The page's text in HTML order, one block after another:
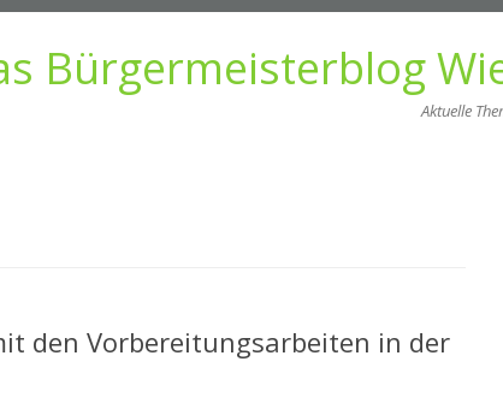
Bürgermeisterblog
Aktuelle
den Vorbereitungsarbeiten in der